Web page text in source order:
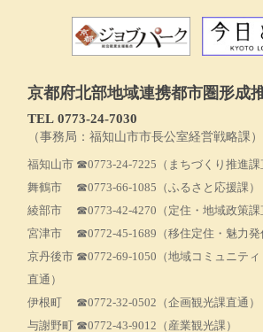
京都府北部地域連携都市圏形成
TEL 0773‐24-7030
（事務局：福知山市市長公室経営戦略課）
福知山市 ☎0773-24-7225 （まちづくり推進課
舞鶴市 ☎0773-66-1085 （ふるさと応援課）
綾部市 ☎0773-42-4270 （定住・地域政策課
宮津市 ☎0772-45-1689 （移住定住・魅力発
京丹後市 ☎0772-69-1050 （地域コミュニテ
直通）
伊根町 ☎0772-32-0502 （企画観光課直通）
与謝野町 ☎0772-43-9012 （産業観光課）